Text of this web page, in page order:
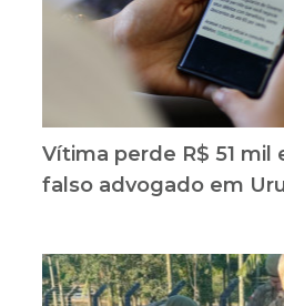
Vítima perde R$ 51 mil
falso advogado em